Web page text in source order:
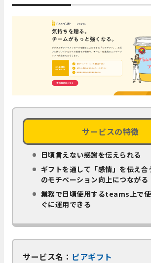
サービスの特徴
日頃言えない感謝を伝えられる
ギフトを通して「感情」を伝え合
のモチベーション向上につながる
業務で日頃使用するteams上で
ぐに運用できる
サービス名： ピアギフト